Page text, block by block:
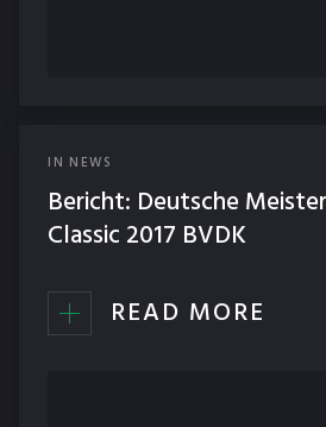
IN NEWS
Bericht: Deutsche
Classic 2017 BVDK
READ MORE